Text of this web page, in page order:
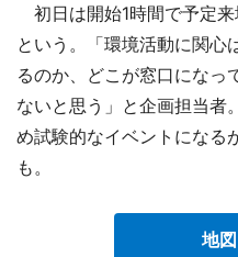
初日は開始1時間で予定
という。「環境活動に関心
るのか、どこが窓口になっ
ないと思う」と企画担当者
め試験的なイベントになる
も。
地